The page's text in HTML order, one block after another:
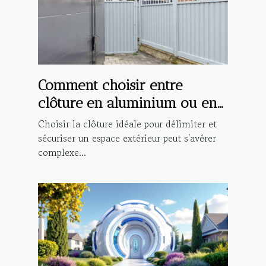
Comment choisir entre
clôture en aluminium ou en
PVC ?
Choisir la clôture idéale pour délimiter et
sécuriser un espace extérieur peut s'avérer
complexe...